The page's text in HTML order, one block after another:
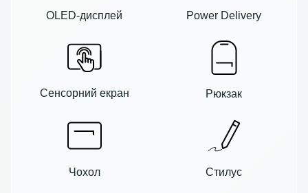
OLED-дисплей Power Delivery
Сенсорний екран Рюкзак
Чохол Стилус